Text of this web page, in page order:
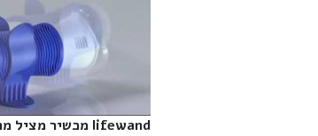
lifewand מכשיר מציל מחנק‎